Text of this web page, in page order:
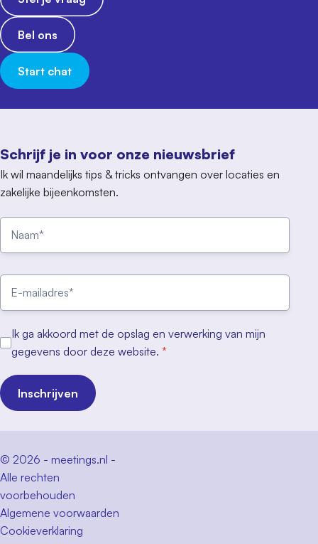
Schrijf je in voor onze nieuwsbrief
Ik wil maandelijks tips & tricks ontvangen over locaties en
zakelijke bijeenkomsten.
Ik ga akkoord met de opslag en verwerking van mijn
gegevens door deze website. *
Inschrijven
Bel ons
Start chat
© 2026 - meetings.nl -
Alle rechten
voorbehouden
Algemene voorwaarden
Cookieverklaring